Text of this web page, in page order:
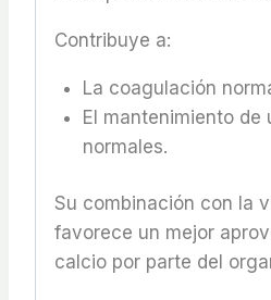
Contribuye a:
La coagulación
El mantenimiento de
normales.
Su combinación con la
favorece un mejor
calcio por parte del